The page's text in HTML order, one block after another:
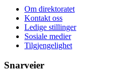
Om direktoratet
Kontakt oss
Ledige stillinger
Sosiale medier
Tilgjengelighet
Snarveier